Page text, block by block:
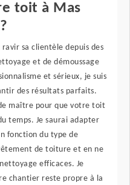
toit à Mas
sa clientèle depuis des
et de démoussage
et sérieux, je suis
des résultats parfaits.
maître pour que votre toit
temps. Je saurai adapter
fonction du type de
de toiture et en ne
efficaces. Je
chantier reste propre à la